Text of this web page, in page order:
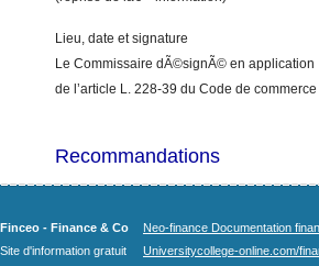
Lieu, date et signature
Le Commissaire dÃ©signÃ© en application
de l’article L. 228-39 du Code de commerce
Recommandations
Finceo - Finance & Co
Site d'information gratuit
Neo-finance Documentation
Universitycollege-online.com/